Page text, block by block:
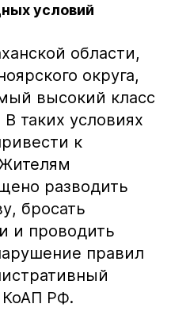
условий
области,
округа,
высокий класс
таких условиях
к
разводить
бросать
и проводить
правил
КоАП РФ.